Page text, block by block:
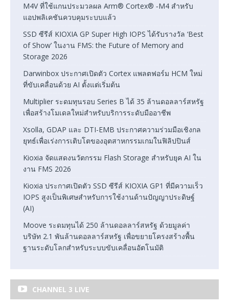
M4V ที่ใช้แกนประมวลผล Arm® Cortex® ‑M4 สำหรับ
แอปพลิเคชันควบคุมระบบแล้ว
SSD ซีรีส์ KIOXIA GP Super High IOPS ได้รับรางวัล ‘Best
of Show’ ในงาน FMS: the Future of Memory and
Storage 2026
Darwinbox ประกาศเปิดตัว Cortex แพลตฟอร์ม HCM ใหม่
ที่ขับเคลื่อนด้วย AI ตั้งแต่เริ่มต้น
Multiplier ระดมทุนรอบ Series B ได้ 35 ล้านดอลลาร์สหรัฐ
เพื่อสร้างโมเดลใหม่สำหรับบริการระดับมืออาชีพ
Xsolla, GDAP และ DTI-EMB ประกาศความร่วมมือเชิงกล
ยุทธ์เพื่อเร่งการเติบโตของอุตสาหกรรมเกมในฟิลิปปินส์
Kioxia จัดแสดงนวัตกรรม Flash Storage สำหรับยุค AI ใน
งาน FMS 2026
Kioxia ประกาศเปิดตัว SSD ซีรีส์ KIOXIA GP1 ที่มีความเร็ว
IOPS สูงเป็นพิเศษสำหรับการใช้งานด้านปัญญาประดิษฐ์
(AI)
Moove ระดมทุนได้ 250 ล้านดอลลาร์สหรัฐ ด้วยมูลค่า
บริษัท 2.1 พันล้านดอลลาร์สหรัฐ เพื่อขยายโครงสร้างพื้น
ฐานระดับโลกสำหรับระบบขับเคลื่อนอัตโนมัติ
CHANNEL 3 LIVE